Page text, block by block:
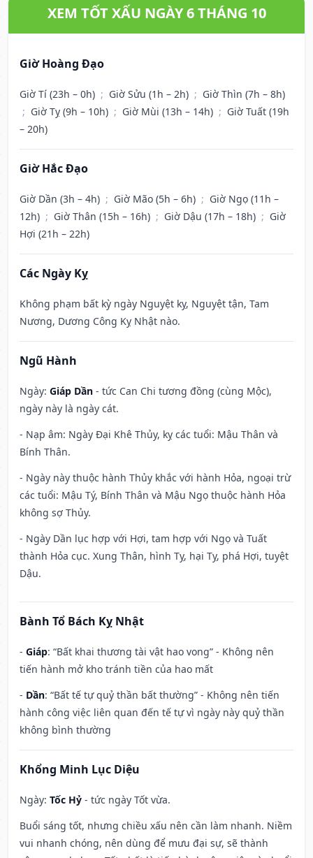
XEM TỐT XẤU NGÀY 6 THÁNG 10
Giờ Hoàng Đạo
Giờ Tí (23h – 0h) ; Giờ Sửu (1h – 2h) ; Giờ Thìn (7h – 8h)
; Giờ Tỵ (9h – 10h) ; Giờ Mùi (13h – 14h) ; Giờ Tuất (19h
– 20h)
Giờ Hắc Đạo
Giờ Dần (3h – 4h) ; Giờ Mão (5h – 6h) ; Giờ Ngọ (11h –
12h) ; Giờ Thân (15h – 16h) ; Giờ Dậu (17h – 18h) ; Giờ
Hợi (21h – 22h)
Các Ngày Kỵ
Không phạm bất kỳ ngày Nguyệt kỵ, Nguyệt tận, Tam
Nương, Dương Công Kỵ Nhật nào.
Ngũ Hành
Ngày: Giáp Dần - tức Can Chi tương đồng (cùng Mộc),
ngày này là ngày cát.
- Nạp âm: Ngày Đại Khê Thủy, kỵ các tuổi: Mậu Thân và
Bính Thân.
- Ngày này thuộc hành Thủy khắc với hành Hỏa, ngoại trừ
các tuổi: Mậu Tý, Bính Thân và Mậu Ngọ thuộc hành Hỏa
không sợ Thủy.
- Ngày Dần lục hợp với Hợi, tam hợp với Ngọ và Tuất
thành Hỏa cục. Xung Thân, hình Tỵ, hại Tỵ, phá Hợi, tuyệt
Dậu.
Bành Tổ Bách Kỵ Nhật
- Giáp: “Bất khai thương tài vật hao vong” - Không nên
tiến hành mở kho tránh tiền của hao mất
- Dần: “Bất tế tự quỷ thần bất thường” - Không nên tiến
hành công việc liên quan đến tế tự vì ngày này quỷ thần
không bình thường
Khổng Minh Lục Diệu
Ngày: Tốc Hỷ - tức ngày Tốt vừa.
Buổi sáng tốt, nhưng chiều xấu nên cần làm nhanh. Niềm
vui nhanh chóng, nên dùng để mưu đại sự, sẽ thành